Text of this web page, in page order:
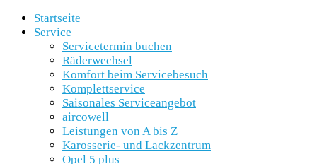
Startseite
Service
Servicetermin buchen
Räderwechsel
Komfort beim Servicebesuch
Komplettservice
Saisonales Serviceangebot
aircowell
Leistungen von A bis Z
Karosserie- und Lackzentrum
Opel 5 plus